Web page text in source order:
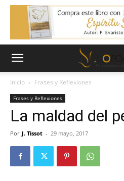
Inicio Frases y Reflexiones
Frases y Reflexiones
La maldad del
Por J. Tissot - 29 mayo, 2017